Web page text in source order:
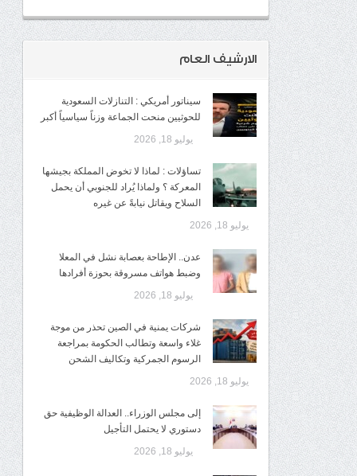
الارشيف العام
سيناتور أمريكي : التنازلات السعودية
للحوثيين منحت الجماعة وزناً سياسياً أكبر
يوليو 18, 2026
تساؤلات : لماذا لا تخوض المملكة بجيشها
المعركة ؟ ولماذا يُراد للجنوبي أن يحمل
السلاح ويقاتل نيابةً عن غيره
يوليو 18, 2026
عدن.. الإطاحة بعصابة نشل في المعلا
وضبط هواتف مسروقة بحوزة أفرادها
يوليو 18, 2026
شركات يمنية في الصين تحذر من موجة
غلاء واسعة وتطالب الحكومة بمراجعة
الرسوم الجمركية وتكاليف الشحن
يوليو 18, 2026
إلى مجلس الوزراء.. العدالة الوظيفية حق
دستوري لا يحتمل التأجيل
يوليو 18, 2026